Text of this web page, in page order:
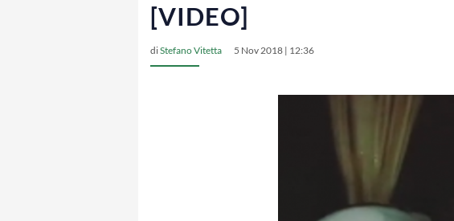
[VIDEO]
diStefano Vitetta 5 Nov 2018 | 12:36